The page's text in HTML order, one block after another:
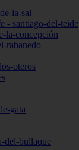
la-sal
- santiago-del-teide
la-concepción
rabanedo
oteros
gata
del-bullaque